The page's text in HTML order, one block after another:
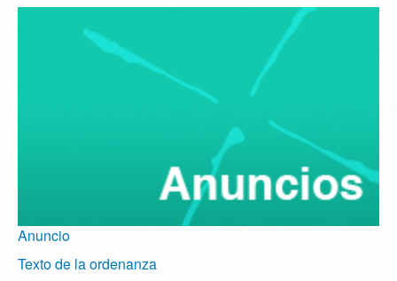
Anuncio
Texto de la ordenanza